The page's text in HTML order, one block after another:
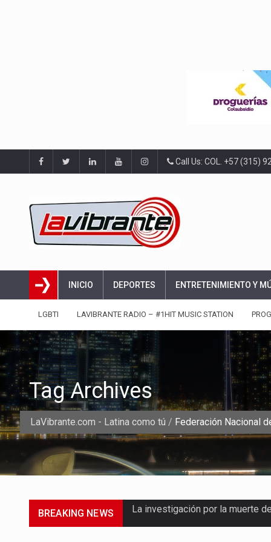
Call Us: COL. +57 (315)
INICIO DEPORTES ENTRETENIMIENTO Y
LGBTI LAVIBRANTE RADIO – #1HIT MUSIC STATION
LaVibrante.com - Latina como tú / Federación Nacional
Tag Archives
BREAKING NEWS La inversión extranjera directa